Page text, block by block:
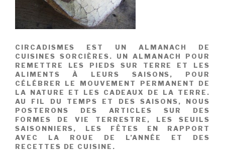
CIRCADISMES EST UN ALMANACH DE
CUISINES SORCIÈRES. UN ALMANACH POUR
REMETTRE LES PIEDS SUR TERRE ET LES
ALIMENTS À LEURS SAISONS, POUR
CÉLÉBRER LE MOUVEMENT PERMANENT DE
LA NATURE ET LES CADEAUX DE LA TERRE.
AU FIL DU TEMPS ET DES SAISONS, NOUS
POSTERONS DES ARTICLES SUR DES
FORMES DE VIE TERRESTRE, LES SEUILS
SAISONNIERS, LES FÊTES EN RAPPORT
AVEC LA ROUE DE L’ANNÉE ET DES
RECETTES DE CUISINE.